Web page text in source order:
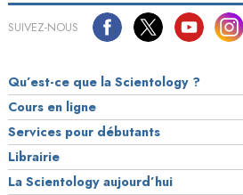
SUIVEZ-NOUS
Qu’est-ce que la Scientology ?
Cours en ligne
Services pour débutants
Librairie
La Scientology aujourd’hui